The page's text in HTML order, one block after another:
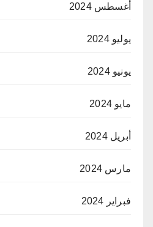
أغسطس 2024
يوليو 2024
يونيو 2024
مايو 2024
أبريل 2024
مارس 2024
فبراير 2024